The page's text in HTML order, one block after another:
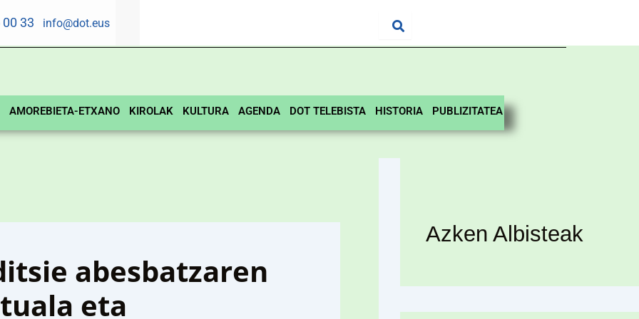
00 33 info@dot.eus
AMOREBIETA-ETXANO KIROLAK KULTURA AGENDA DOT TELEBISTA HISTORIA PUBLIZITATEA
abesbatzaren
eta
Azken Albisteak